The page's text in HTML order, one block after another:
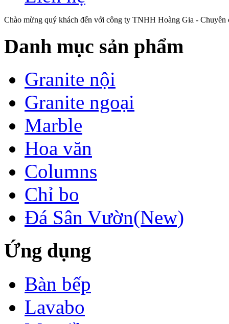
Chào mừng quý khách đến với công ty TNHH Hoàng Gia -
Danh mục sản phẩm
Granite nội
Granite ngoại
Marble
Hoa văn
Columns
Chỉ bo
Đá Sân Vườn(New)
Ứng dụng
Bàn bếp
Lavabo